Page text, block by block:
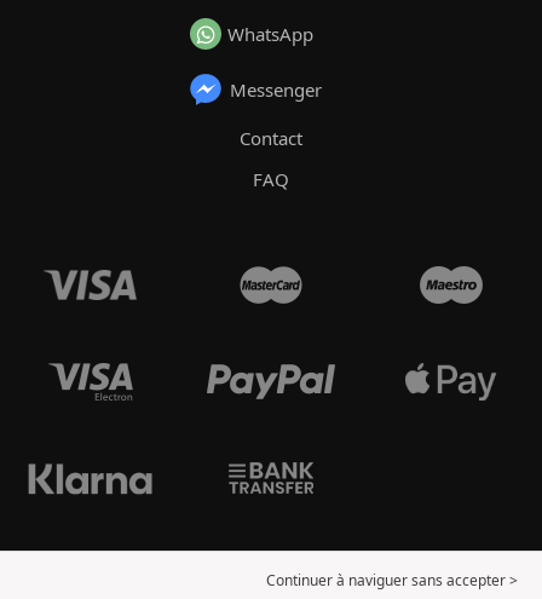
WhatsApp
Messenger
Contact
FAQ
Continuer à naviguer sans accepter >